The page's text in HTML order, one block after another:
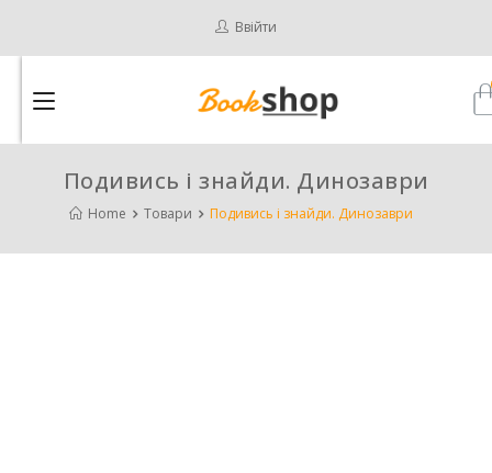
Ввійти
Подивись і знайди. Динозаври
Home Товари Подивись і знайди. Динозаври